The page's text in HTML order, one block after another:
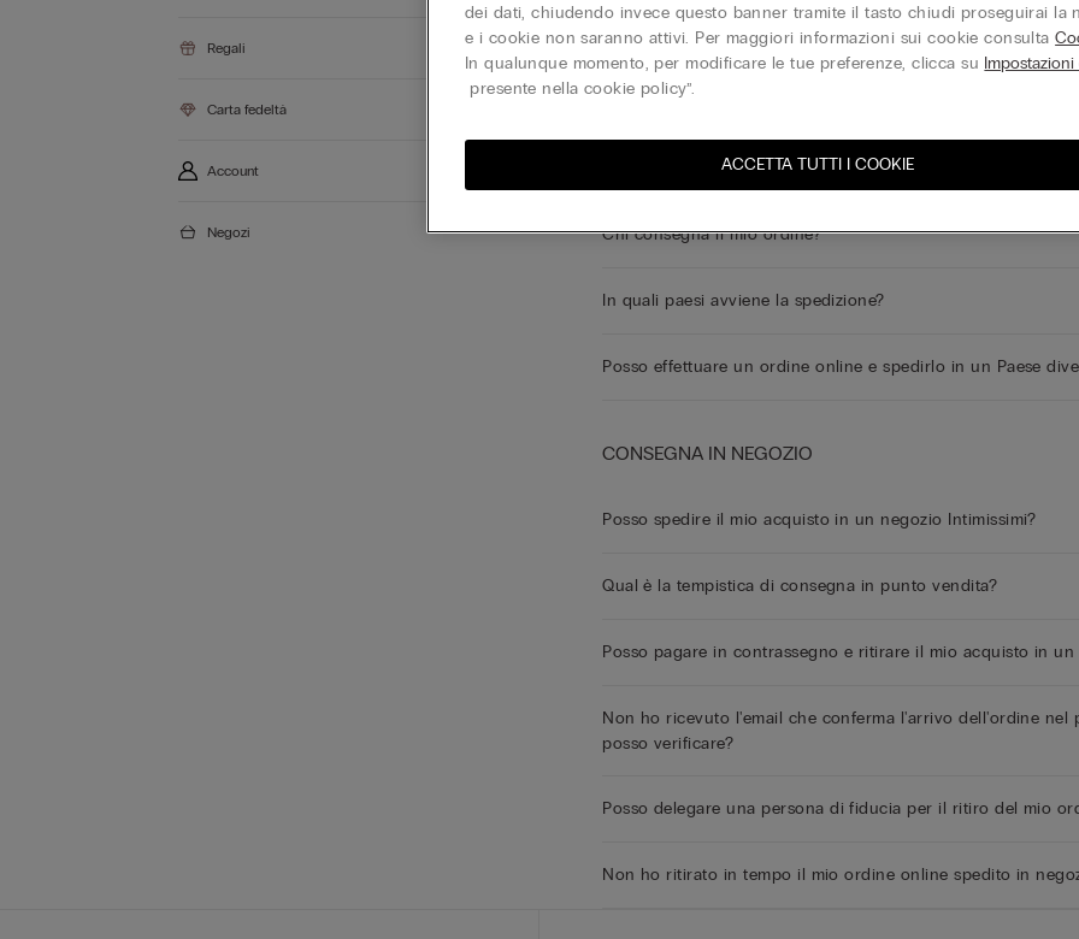
Regali
Carta fedeltà
Account
Negozi
Quanto costa la spedizione?
Qual è il tempo di consegna del mio ordine online tramite
Posso stabilire il giorno e l’orario della consegna?
Chi consegna il mio ordine?
In quali paesi avviene la spedizione?
Posso effettuare un ordine online e spedirlo in un Paese
CONSEGNA IN NEGOZIO
Posso spedire il mio acquisto in un negozio Intimissimi?
Qual è la tempistica di consegna in punto vendita?
Posso pagare in contrassegno e ritirare il mio acquisto in un
Non ho ricevuto l'email che conferma l'arrivo dell'ordine nel
posso verificare?
Posso delegare una persona di fiducia per il ritiro del mio
Non ho ritirato in tempo il mio ordine online spedito in
dei dati, chiudendo invece questo banner tramite il tasto chiudi proseguirai la
e i cookie non saranno attivi. Per maggiori informazioni sui cookie consulta
In qualunque momento, per modificare le tue preferenze, clicca su
presente nella cookie policy”.
ACCETTA TUTTI I COOKIE